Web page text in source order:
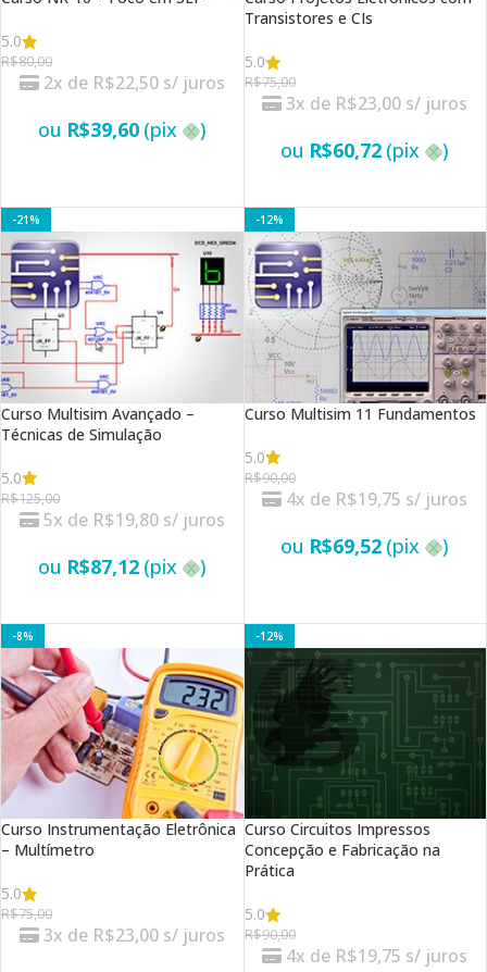
5.0
R$80,00
2x de R$22,50 s/ juros
ou R$39,60 (pix )
Transistores e CIs
5.0
R$75,00
3x de R$23,00 s/ juros
ou R$60,72 (pix )
-21%
Curso Multisim Avançado –
Técnicas de Simulação
5.0
R$125,00
5x de R$19,80 s/ juros
ou R$87,12 (pix )
-12%
Curso Multisim 11 Fundamentos
5.0
R$90,00
4x de R$19,75 s/ juros
ou R$69,52 (pix )
-8%
Curso Instrumentação Eletrônica
– Multímetro
5.0
R$75,00
3x de R$23,00 s/ juros
-12%
Curso Circuitos Impressos
Concepção e Fabricação na
Prática
5.0
R$90,00
4x de R$19,75 s/ juros